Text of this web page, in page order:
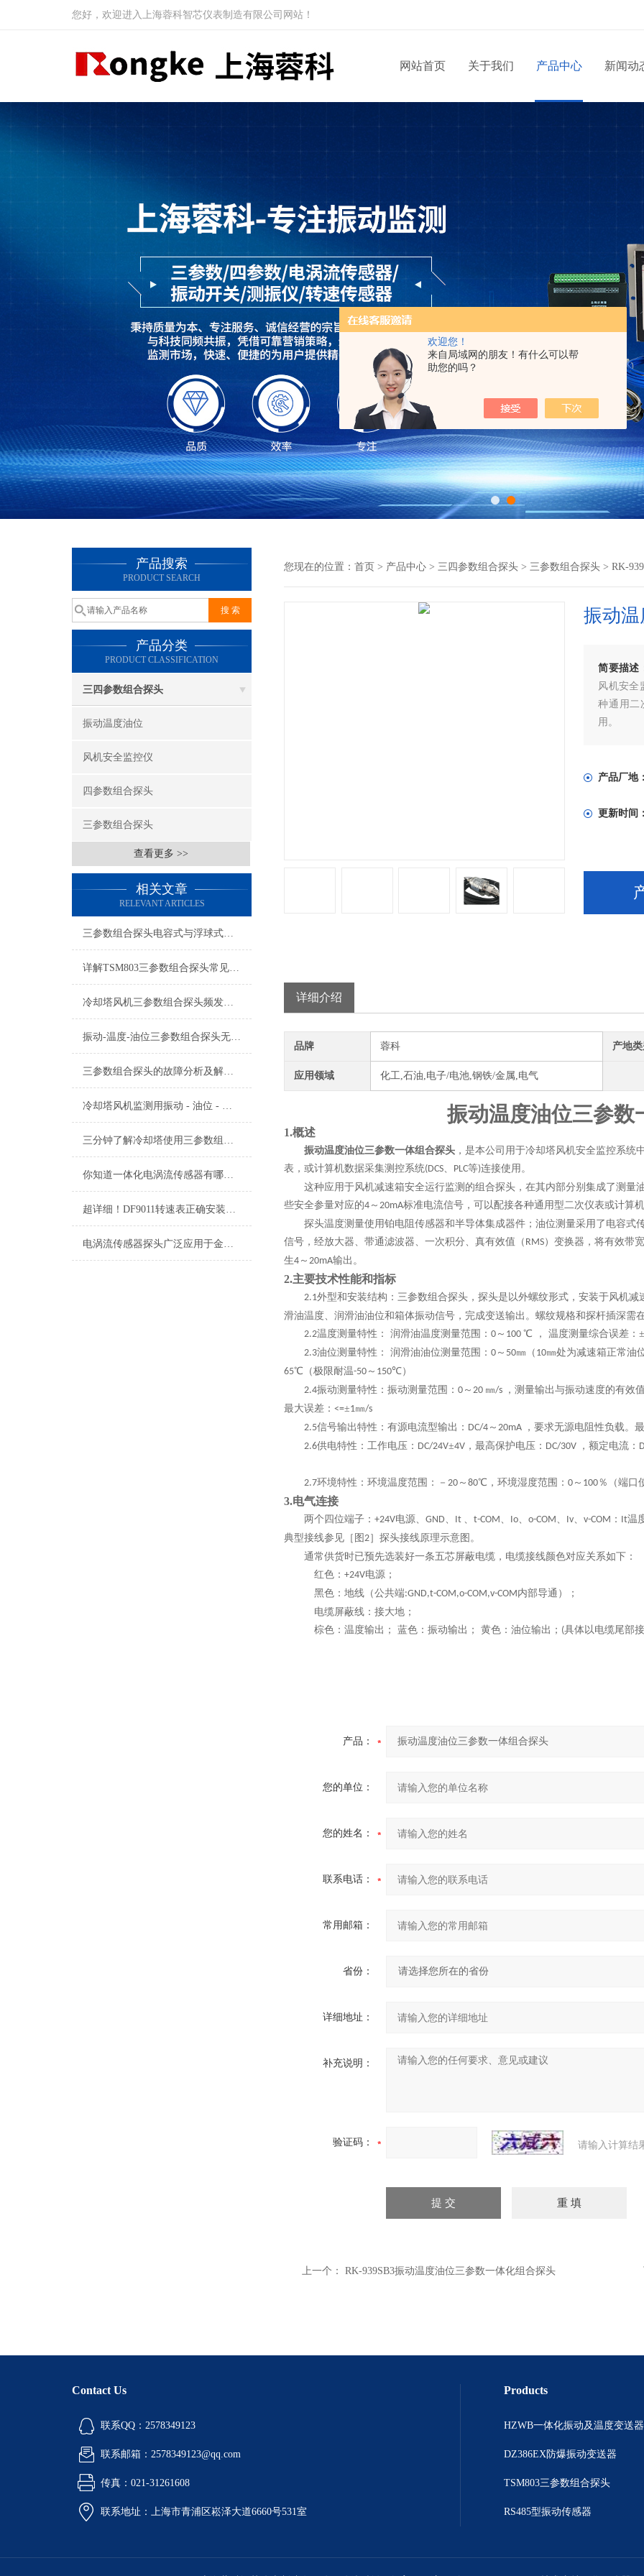
欢迎您！
来自局域网的朋友！有什么可以帮
助您的吗？
您好，欢迎进入上海蓉科智芯仪表制造有限公司网站！
网站首页 关于我们 产品中心 新闻动
产品搜索
PRODUCT SEARCH
产品分类
PRODUCT CLASSIFICATION
三四参数组合探头
振动温度油位
风机安全监控仪
四参数组合探头
三参数组合探头
查看更多 >>
相关文章
RELEVANT ARTICLES
三参数组合探头电容式与浮球式的优劣对比有哪些？
详解TSM803三参数组合探头常见故障及针对性解决策略
冷却塔风机三参数组合探头频发异常？振动、温度、油位故障分步自检+判断
振动-温度-油位三参数组合探头无信号故障原因有哪些？
三参数组合探头的故障分析及解决方法
冷却塔风机监测用振动 - 油位 - 油温三参数组合探头的使用及注意事项
三分钟了解冷却塔使用三参数组合探头
你知道一体化电涡流传感器有哪些优点吗？
超详细！DF9011转速表正确安装步骤全指南
电涡流传感器探头广泛应用于金属材料的缺陷检测领域
您现在的位置： 首页 > 产品中心 > 三四参数组合探头 > 三参数组合探头 > RK-
振动
简要描述
风机安全
种通用二
用。
产品厂地：
更新时间
详细介绍
品牌 蓉科 产地类
应用领域 化工,石油,电子/电池,钢铁/金属,电气
振动温度油位三参数
1.概述
振动温度油位三参数一体组合探头 ，是本公司用于冷却塔风机安全监控系
表，或计算机数据采集测控系统(DCS、 PLC等)连接使用。
这种应用于风机减速箱安全运行监测的组合探头，在其内部分别集成了测
些安全参量对应的4 ～ 20mA标准电流信号，可以配接各种通用型二次仪表或计算
探头温度测量使用铂电阻传感器和半导体集成器件；油位测量采用了电容式
信号，经放大器、带通滤波器、一次积分、真有效值（ RMS）变换器，将有效带
生4 ～ 20mA输出。
2.主要技术性能和指标
2.1外型和安装结构：三参数组合探头，探头是以外螺纹形式，安装于风机
滑油温度、润滑油油位和箱体振动信号，完成变送输出。螺纹规格和探杆插深需
2.2温度测量特性： 润滑油温度测量范围： 0 ～ 100 ℃ ， 温度测量综合误差：±
2.3油位测量特性： 润滑油油位测量范围： 0 ～ 50㎜（ 10㎜处为减速箱正常油
65℃ （极限耐温-50 ～ 150℃）
2.4振动测量特性：振动测量范围： 0 ～ 20 ㎜/s ，测量输出与振动速度的有效
最大误差： <=±1㎜/s
2.5信号输出特性：有源电流型输出： DC/4 ～ 20mA ，要求无源电阻性负载。
2.6供电特性：工作电压： DC/24V±4V ，最高保护电压： DC/30V ，额定电流：
2.7环境特性：环境温度范围：－ 20 ～ 80℃，环境湿度范围： 0 ～ 100％（端口
3.电气连接
两个四位端子： +24V电源、 GND、 It 、 t-COM、 Io、 o-COM、 Iv、 v-COM ： It温
典型接线参见［图 2］探头接线原理示意图。
通常供货时已预先选装好一条五芯屏蔽电缆，电缆接线颜色对应关系如下：
红色： +24V电源；
黑色：地线（公共端:GND,t-COM,o-COM,v-COM内部导通）；
电缆屏蔽线：接大地；
棕色：温度输出； 蓝色：振动输出； 黄色：油位输出； (具体以电缆尾部
产品：
您的单位：
您的姓名：
联系电话：
常用邮箱：
省份：
详细地址：
补充说明：
验证码： 请输入计算结
上一个： RK-939SB3振动温度油位三参数一体化组合探头
Contact Us
联系QQ：2578349123
联系邮箱：2578349123@qq.com
传真：021-31261608
联系地址：上海市青浦区崧泽大道6660号531室
Products
HZWB一体化振动及温度变送器
DZ386EX防爆振动变送器
TSM803三参数组合探头
RS485型振动传感器